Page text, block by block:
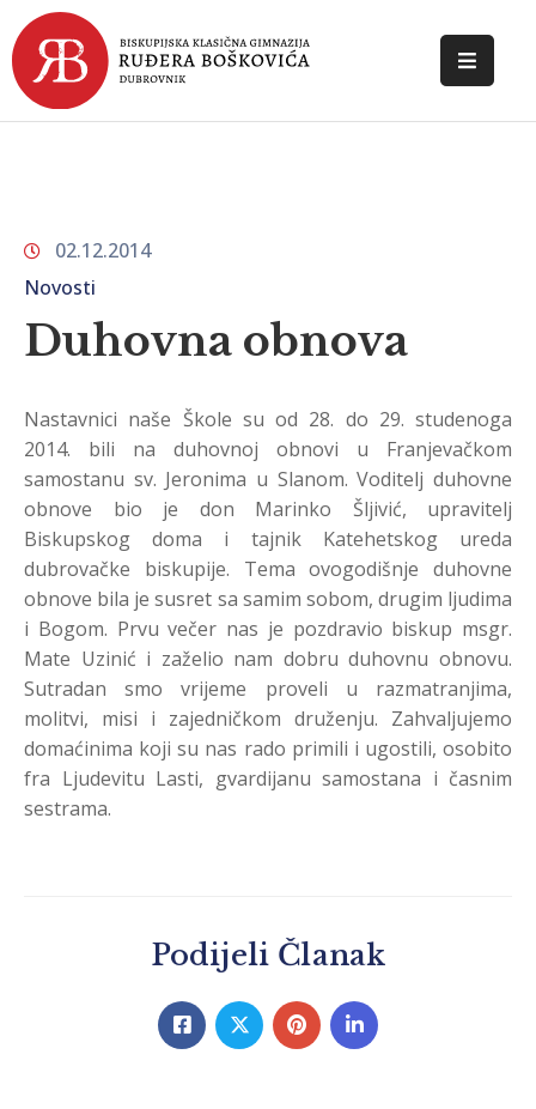
POČETNA
DOKUMENTI
KONTAKT
02.12.2014
Novosti
Duhovna obnova
Nastavnici naše Škole su od 28. do 29. studenoga
2014. bili na duhovnoj obnovi u Franjevačkom
samostanu sv. Jeronima u Slanom. Voditelj duhovne
obnove bio je don Marinko Šljivić, upravitelj
Biskupskog doma i tajnik Katehetskog ureda
dubrovačke biskupije. Tema ovogodišnje duhovne
obnove bila je susret sa samim sobom, drugim ljudima
i Bogom. Prvu večer nas je pozdravio biskup msgr.
Mate Uzinić i zaželio nam dobru duhovnu obnovu.
Sutradan smo vrijeme proveli u razmatranjima,
molitvi, misi i zajedničkom druženju. Zahvaljujemo
domaćinima koji su nas rado primili i ugostili, osobito
fra Ljudevitu Lasti, gvardijanu samostana i časnim
sestrama.
Podijeli Članak